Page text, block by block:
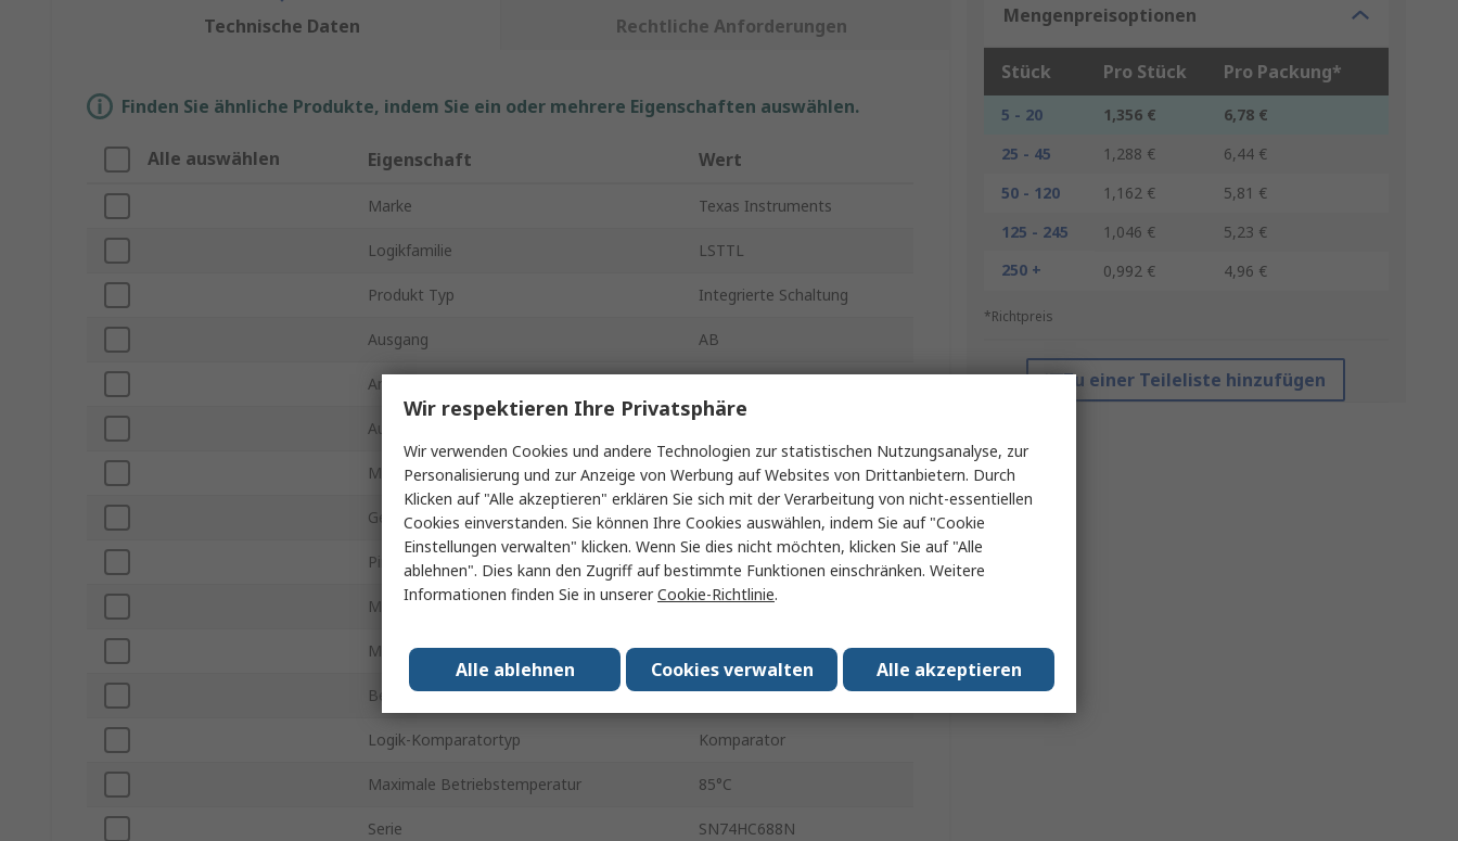
Mengenpreisoptionen
Stück Pro Stück Pro Packung*
5 - 20 1,356 €
6,78 €
25 - 45
1,288 €
6,44 €
50 - 120
1,162 €
5,81 €
125 - 245
1,046 €
5,23 €
250 +
0,992 € 4,96 €
*Richtpreis
Zu einer Teileliste hinzufügen
Technische Daten Rechtliche Anforderungen
Finden Sie ähnliche Produkte, indem Sie ein oder mehrere Eigenschaften auswählen.
Alle auswählen Eigenschaft Wert
Marke Texas Instruments
Logikfamilie LSTTL
Produkt Typ Integrierte Schaltung
Ausgang AB
Anzahl der Bits
Ausgangstyp
Montageart Durchsteckmontage
Gehäusegröße PDIP
Pinanzahl
Minimale Versorgungsspannung 2V
Maximale Versorgungsspannung 6V
Betriebstemperatur min. -40°C
Logik-Komparatortyp Komparator
Maximale Betriebstemperatur 85°C
Serie SN74HC688N
Wir respektieren Ihre Privatsphäre
Wir verwenden Cookies und andere Technologien zur statistischen Nutzungsanalyse, zur
Personalisierung und zur Anzeige von Werbung auf Websites von Drittanbietern. Durch
Klicken auf "Alle akzeptieren" erklären Sie sich mit der Verarbeitung von nicht-essentiellen
Cookies einverstanden. Sie können Ihre Cookies auswählen, indem Sie auf "Cookie
Einstellungen verwalten" klicken. Wenn Sie dies nicht möchten, klicken Sie auf "Alle
ablehnen". Dies kann den Zugriff auf bestimmte Funktionen einschränken. Weitere
Informationen finden Sie in unsererCookie-Richtlinie.
Alle akzeptieren
Cookies verwalten
Alle ablehnen